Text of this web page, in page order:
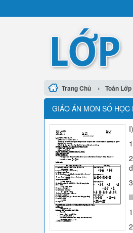
Trang Chủ › Toán Lớp
GIÁO ÁN MÔN SỐ